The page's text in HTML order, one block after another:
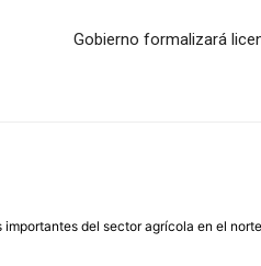
Gobierno formalizará
del sector agrícola en el